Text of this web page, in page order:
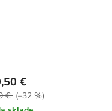
€
€ (–32 %)